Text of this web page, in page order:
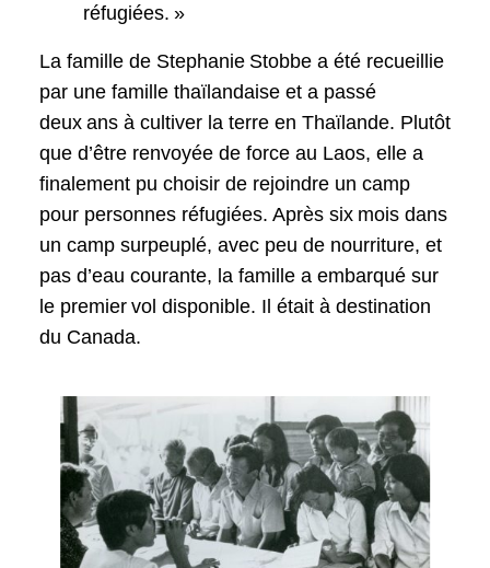
réfugiées. »
La famille de Stephanie Stobbe a été recueillie
par une famille thaïlandaise et a passé
deux ans à cultiver la terre en Thaïlande. Plutôt
que d’être renvoyée de force au Laos, elle a
finalement pu choisir de rejoindre un camp
pour personnes réfugiées. Après six mois dans
un camp surpeuplé, avec peu de nourriture, et
pas d’eau courante, la famille a embarqué sur
le premier vol disponible. Il était à destination
du Canada.